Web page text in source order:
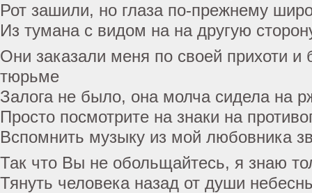
Рот зашили, но глаза по-прежнему
Из тумана с видом на на другую
Они заказали меня по своей прихоти и
тюрьме
Залога не было, она молча сидела на
Просто посмотрите на знаки на
Вспомнить музыку из мой любовника
Так что Вы не обольщайтесь, я знаю
Тянуть человека назад от души